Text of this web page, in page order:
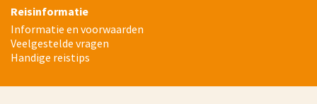
Reisinformatie
Informatie en voorwaarden
Veelgestelde vragen
Handige reistips